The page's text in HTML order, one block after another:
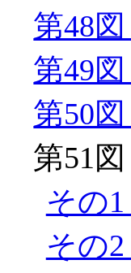
第48
第49
第50
第51
その
その